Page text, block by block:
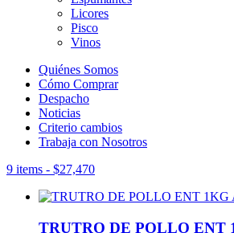
Licores
Pisco
Vinos
Quiénes Somos
Cómo Comprar
Despacho
Noticias
Criterio cambios
Trabaja con Nosotros
9 items - $27,470
TRUTRO DE POLLO ENT